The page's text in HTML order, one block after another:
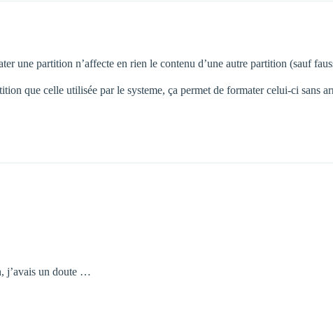
une partition n’affecte en rien le contenu d’une autre partition (sauf
que celle utilisée par le systeme, ça permet de formater celui-ci sans
j’avais un doute …